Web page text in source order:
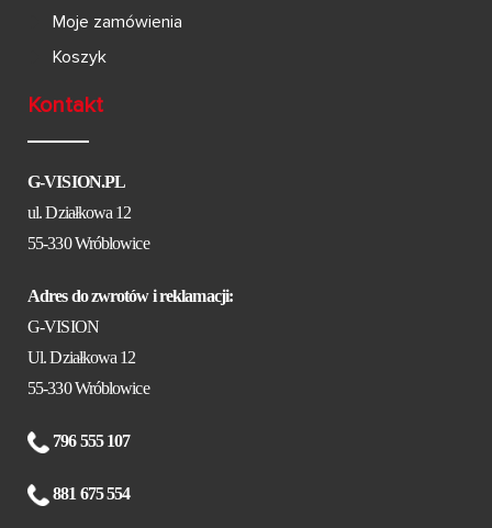
Moje zamówienia
Koszyk
Kontakt
G-VISION.PL
ul. Działkowa 12
55-330 Wróblowice
Adres do zwrotów i reklamacji:
G-VISION
Ul. Działkowa 12
55-330 Wróblowice
796 555 107
881 675 554